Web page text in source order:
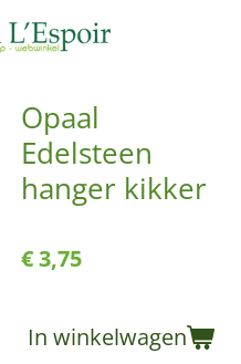
Opaal
Edelsteen
hanger kikker
€ 3,75
In winkelwagen